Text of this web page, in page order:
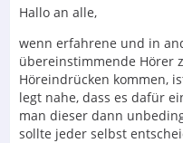
Hallo an alle,
wenn erfahrene und in
übereinstimmende Hörer
Höreindrücken kommen,
legt nahe, dass es dafür
man dieser dann
sollte jeder selbst